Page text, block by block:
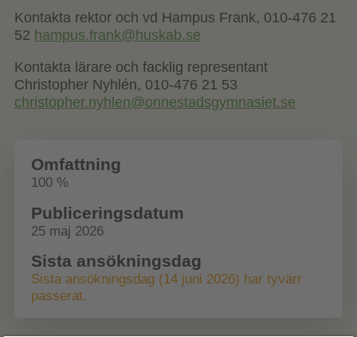
Kontakta rektor och vd Hampus Frank, 010-476 21
52 hampus.frank@huskab.se
Kontakta lärare och facklig representant
Christopher Nyhlén, 010-476 21 53
christopher.nyhlen@onnestadsgymnasiet.se
Omfattning
100 %
Publiceringsdatum
25 maj 2026
Sista ansökningsdag
Sista ansökningsdag (14 juni 2026) har tyvärr
passerat.